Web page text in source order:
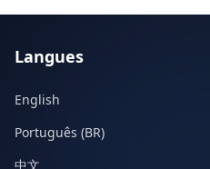
Langues
English
Português (BR)
中文